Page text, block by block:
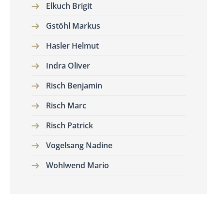
Elkuch Brigit
Gstöhl Markus
Hasler Helmut
Indra Oliver
Risch Benjamin
Risch Marc
Risch Patrick
Vogelsang Nadine
Wohlwend Mario